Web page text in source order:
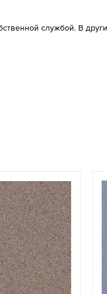
службой. В